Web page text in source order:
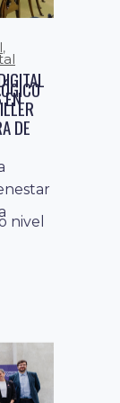
,
DE
nivel